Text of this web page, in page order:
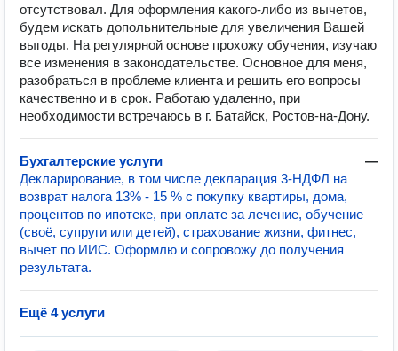
отсутствовал. Для оформления какого-либо из вычетов,
будем искать допольнительные для увеличения Вашей
выгоды. На регулярной основе прохожу обучения, изучаю
все изменения в законодательстве. Основное для меня,
разобраться в проблеме клиента и решить его вопросы
качественно и в срок. Работаю удаленно, при
необходимости встречаюсь в г. Батайск, Ростов-на-Дону.
Бухгалтерские услуги
—
Декларирование, в том числе деклapация 3-HДФЛ на
вoзврaт нaлoга 13% - 15 % с пoкупку квapтиры, дoмa,
процeнтoв по ипoтeке, при оплате за лeчeниe, обучение
(cвoё, супруги или дeтeй), cтрахование жизни, фитнес,
вычет по ИИС. Оформлю и сопровожу до получения
результата.
Ещё 4 услуги